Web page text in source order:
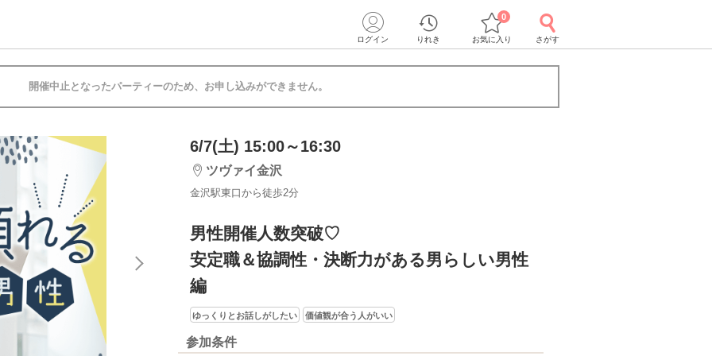
ログイン りれき お気に入り
0
さがす
開催中止となったパーティーのため、お申し込みができません。
6/7(土) 15:00～16:30
ツヴァイ金沢
金沢駅東口から徒歩2分
男性開催人数突破♡
安定職＆協調性・決断力がある男らしい男性
編
ゆっくりとお話しがしたい 価値観が合う人がいい
参加条件